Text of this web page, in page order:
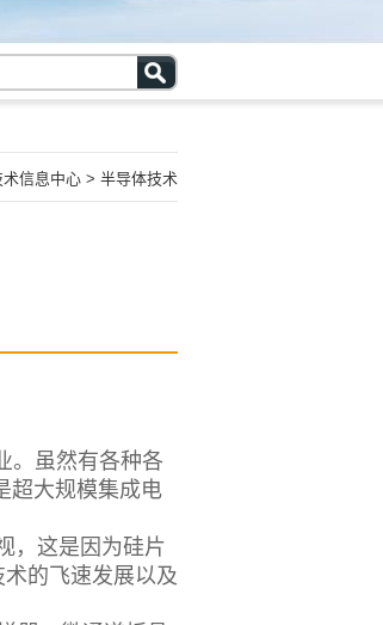
术信息中心 > 半导体技术
。虽然有各种各
超大规模集成电
，这是因为硅片
的飞速发展以及